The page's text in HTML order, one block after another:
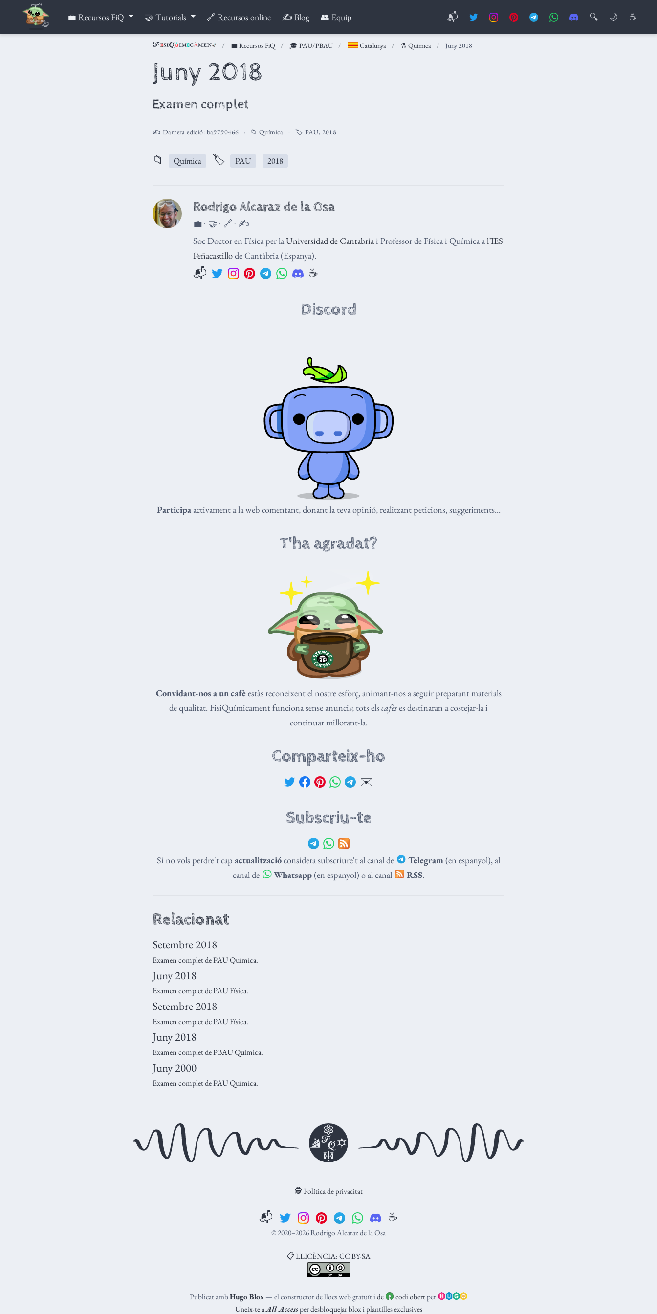
💼 Recursos FiQ 🤝 Tutorials 🔗 Recursos online ✍️ Blog 👥 Equip 📬 🔍 🌙 ☕
💼 Recursos FiQ 🎓 PAU/PBAU Catalunya ⚗️ Química Juny 2018
Juny 2018
Examen complet
✍️ Darrera edició: ba9790466 📁 Química 🏷️ PAU, 2018
📁 Química 🏷️ PAU 2018
Rodrigo Alcaraz de la Osa
💼 · 🤝 · 🔗 · ✍️
Soc Doctor en Física per la Universidad de Cantabria i Professor de Física i Química a l’IES
Peñacastillode Cantàbria (Espanya).
📬 ☕️
Discord
Participa activament a la web comentant, donant la teva opinió, realitzant peticions, suggeriments...
T'ha agradat?
Convidant-nos a un cafèestàs reconeixent el nostre esforç, animant-nos a seguir preparant materials
de qualitat. FisiQuímicament funciona sense anuncis; tots elscafèses destinaran a costejar-la i
continuar millorant-la.
Comparteix-ho
✉️
Subscriu-te
Si no vols perdre't cap actualitzacióconsidera subscriure't al canal de Telegram (en espanyol), al
canal de
Whatsapp(en espanyol) o al canal RSS.
Relacionat
Setembre 2018
Examen complet de PAU Química.
Juny 2018
Examen complet de PAU Física.
Setembre 2018
Examen complet de PAU Física.
Juny 2018
Examen complet de PBAU Química.
Juny 2000
Examen complet de PAU Química.
🕵️ Política de privacitat
📬 ☕️
© 2020–2026 Rodrigo Alcaraz de la Osa
📋 LLICÈNCIA: CC BY-SA
Publicat ambHugo Blox— el constructor de llocs web gratuït ide codi obertper
Uneix-te aAll Accessper desbloquejar blox i plantilles exclusives